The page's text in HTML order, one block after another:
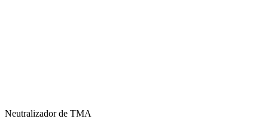
Neutralizador de TMA